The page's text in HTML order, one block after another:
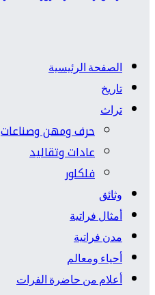
الصفحة الرئيسية
تاريخ
تراث
حرف ومهن وصناعات
عادات وتقاليد
فلكلور
وثائق
أمثال فراتية
مدن فراتية
أحياء ومعالم
أعلام من حاضرة الفرات